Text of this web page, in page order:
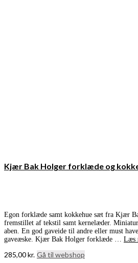
Kjær Bak Holger forklæde og
Egon forklæde samt kokkehue sæt fra Kjær
fremstillet af tekstil samt kernelæder.
aben. En god gaveide til andre eller must
gaveæske. Kjær Bak Holger forklæde … Læs
285,00kr. Gå til webshop